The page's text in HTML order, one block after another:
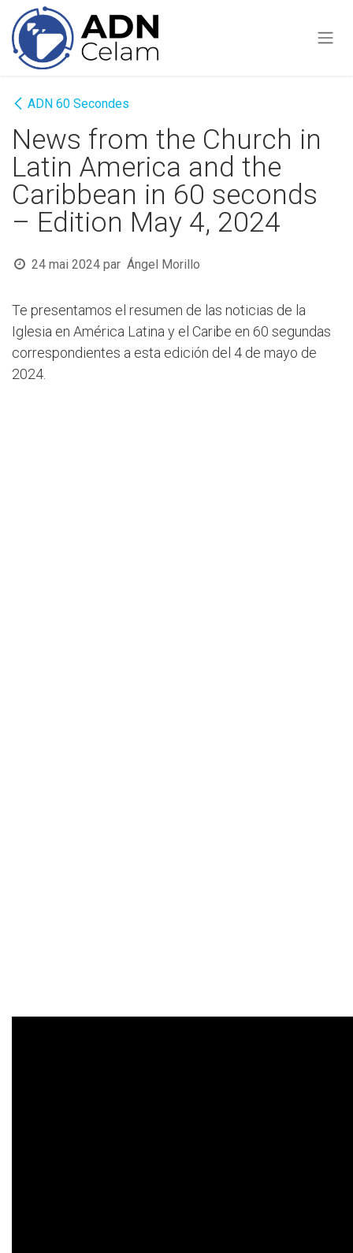
Se rendre au contenu
ADN 60 Secondes
News from the Church in
Latin America and the
Caribbean in 60 seconds
– Edition May 4, 2024
24 mai 2024 par Ángel Morillo
Te presentamos el resumen de las noticias de la
Iglesia en América Latina y el Caribe en 60 segundas
correspondientes a esta edición del 4 de mayo de
2024.